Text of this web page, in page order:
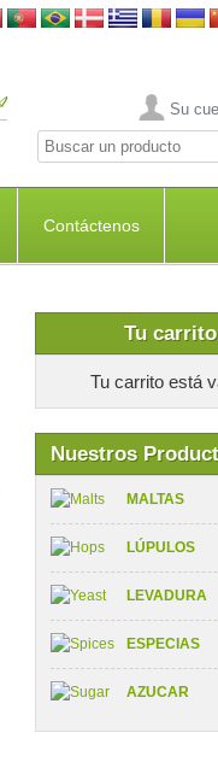
Su
Contáctenos
Tu carrito
Tu carrito está
Nuestros
MALTAS
LÚPULOS
LEVADURA
ESPECIAS
AZUCAR